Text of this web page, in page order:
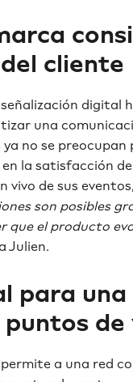
cliente
digital
una
no se
la satisfacción
vivo de sus
son posibles
que el producto
Julien.
para
puntos
a una red